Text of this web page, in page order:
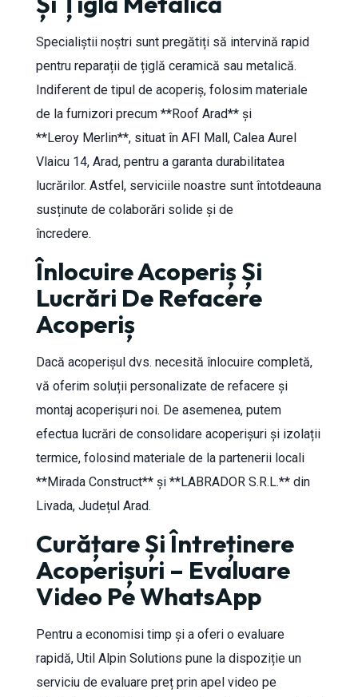
Specialiștii noștri sunt pregătiți să intervină rapid
pentru reparații de țiglă ceramică sau metalică.
Indiferent de tipul de acoperiș, folosim materiale
de la furnizori precum **Roof Arad** și
**Leroy Merlin**, situat în AFI Mall, Calea Aurel
Vlaicu 14, Arad, pentru a garanta durabilitatea
lucrărilor. Astfel, serviciile noastre sunt întotdeauna
susținute de colaborări solide și de
încredere.
Înlocuire Acoperiș Și
Lucrări De Refacere
Acoperiș
Dacă acoperișul dvs. necesită înlocuire completă,
vă oferim soluții personalizate de refacere și
montaj acoperișuri noi. De asemenea, putem
efectua lucrări de consolidare acoperișuri și izolații
termice, folosind materiale de la partenerii locali
**Mirada Construct** și **LABRADOR S.R.L.** din
Livada, Județul Arad.
Curățare Și Întreținere
Acoperișuri – Evaluare
Video Pe WhatsApp
Pentru a economisi timp și a oferi o evaluare
rapidă, Util Alpin Solutions pune la dispoziție un
serviciu de evaluare preț prin apel video pe